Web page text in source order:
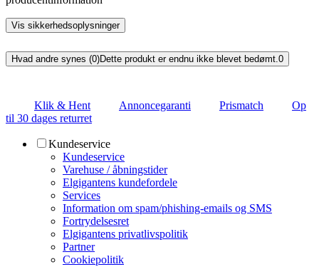
Vis sikkerhedsoplysninger
Hvad andre synes (0)Dette produkt er endnu ikke blevet bedømt.0
Klik & Hent Annoncegaranti Prismatch
Op
til 30 dages returret
Kundeservice
Kundeservice
Varehuse / åbningstider
Elgigantens kundefordele
Services
Information om spam/phishing-emails og SMS
Fortrydelsesret
Elgigantens privatlivspolitik
Partner
Cookiepolitik